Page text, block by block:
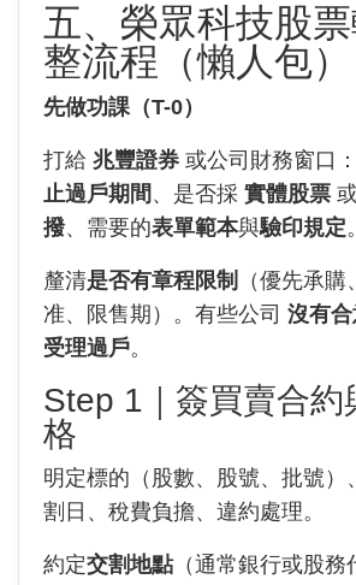
五、榮眾科技股
整流程（懶人包）
先做功課（T-0）
打給 兆豐證券 或公司財務窗口
止過戶期間 、是否採 實體股票
撥、需要的表單範本與驗印規定。
釐清是否有章程限制
（優先承
准、限售期）。有些公司 沒有
受理過戶。
Step 1｜簽買賣合約
格
明定標的（股數、股號、批號）
割日、稅費負擔、違約處理。
約定交割地點（通常銀行或股務